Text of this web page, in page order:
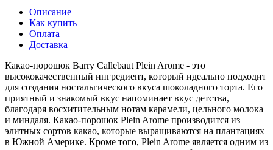
Описание
Как купить
Оплата
Доставка
Какао-порошок Barry Callebaut Plein Arome - это
высококачественный ингредиент, который идеально подходит
для создания ностальгического вкуса шоколадного торта. Его
приятный и знакомый вкус напоминает вкус детства,
благодаря восхитительным нотам карамели, цельного молока
и миндаля. Какао-порошок Plein Arome производится из
элитных сортов какао, которые выращиваются на плантациях
в Южной Америке. Кроме того, Plein Arome является одним из